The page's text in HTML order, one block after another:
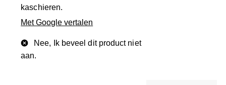
kaschieren.
Met Google vertalen
Nee, Ik beveel dit product niet
aan.